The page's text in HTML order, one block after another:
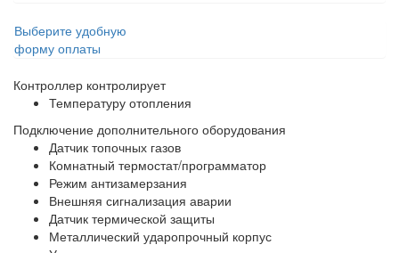
Выберите удобную
форму оплаты
Контроллер контролирует
Температуру отопления
Подключение дополнительного оборудования
Датчик топочных газов
Комнатный термостат/программатор
Режим антизамерзания
Внешняя сигнализация аварии
Датчик термической защиты
Металлический ударопрочный корпус